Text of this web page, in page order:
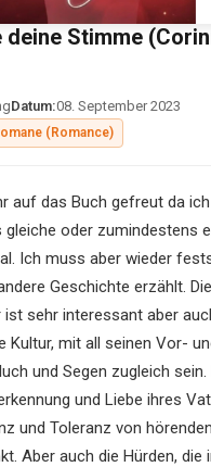
deine Stimme
Datum:08. September 2023
(Romance)
auf das Buch gefreut da
gleiche oder zumindestens
Ich muss aber wieder
Geschichte erzählt. Die
ist sehr interessant aber
Kultur, mit all seinen Vor-
und Segen zugleich sein.
und Liebe ihres
und Toleranz von
Aber auch die Hürden, die